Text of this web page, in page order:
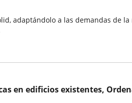
adaptándolo a las demandas de
en edificios existentes,